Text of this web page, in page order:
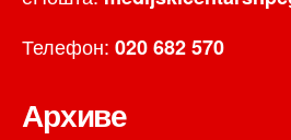
Телефон: 020 682 570
Архиве